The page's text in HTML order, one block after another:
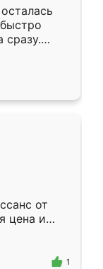
сразу.
к
Собрали
даже
от
цена и
1